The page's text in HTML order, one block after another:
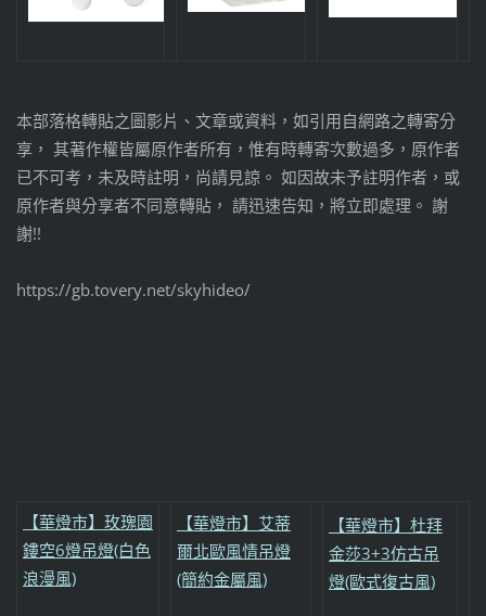
本部落格轉貼之圖影片、文章或資料，如引用自網路之轉寄分
享， 其著作權皆屬原作者所有，惟有時轉寄次數過多，原作者
已不可考，未及時註明，尚請見諒。 如因故未予註明作者，或
原作者與分享者不同意轉貼， 請迅速告知，將立即處理。 謝
謝!!
https://gb.tovery.net/skyhideo/
【華燈市】玫瑰園
鏤空6燈吊燈(白色
浪漫風)
【華燈市】艾蒂
爾北歐風情吊燈
(簡約金屬風)
【華燈市】杜拜
金莎3+3仿古吊
燈(歐式復古風)